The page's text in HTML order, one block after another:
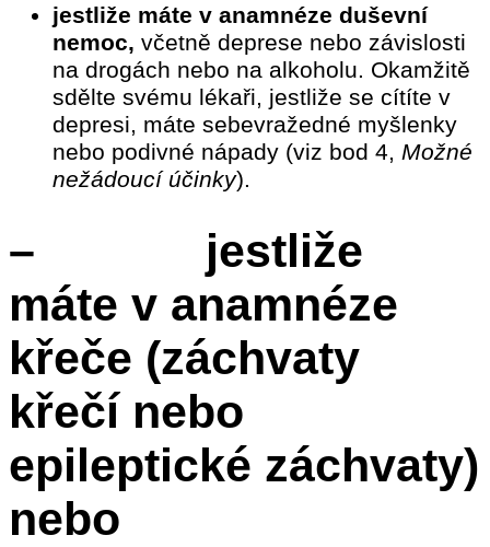
jestliže máte v anamnéze duševní
nemoc, včetně deprese nebo závislosti
na drogách nebo na alkoholu. Okamžitě
sdělte svému lékaři, jestliže se cítíte v
depresi, máte sebevražedné myšlenky
nebo podivné nápady (viz bod 4, Možné
nežádoucí účinky).
– jestliže
máte v anamnéze
křeče (záchvaty
křečí nebo
epileptické záchvaty)
nebo